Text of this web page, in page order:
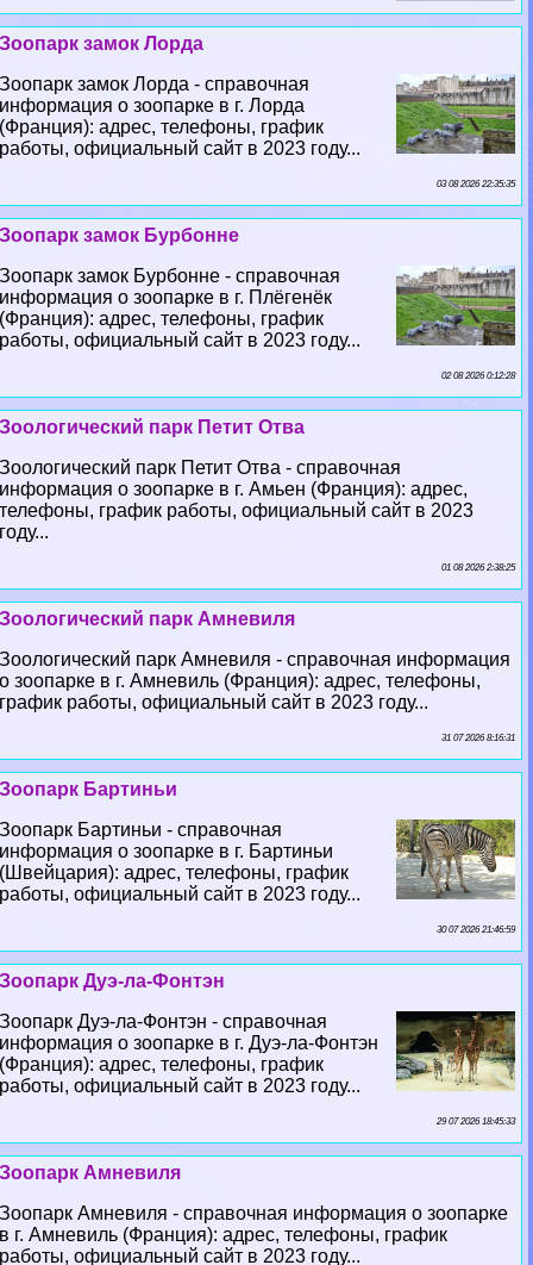
Зоопарк замок Лорда
Зоопарк замок Лорда - справочная
информация о зоопарке в г. Лорда
(Франция): адрес, телефоны, график
работы, официальный сайт в 2023 году...
03 08 2026 22:35:35
Зоопарк замок Бурбонне
Зоопарк замок Бурбонне - справочная
информация о зоопарке в г. Плёгенёк
(Франция): адрес, телефоны, график
работы, официальный сайт в 2023 году...
02 08 2026 0:12:28
Зоологический парк Петит Отва
Зоологический парк Петит Отва - справочная
информация о зоопарке в г. Амьен (Франция): адрес,
телефоны, график работы, официальный сайт в 2023
году...
01 08 2026 2:38:25
Зоологический парк Амневиля
Зоологический парк Амневиля - справочная информация
о зоопарке в г. Амневиль (Франция): адрес, телефоны,
график работы, официальный сайт в 2023 году...
31 07 2026 8:16:31
Зоопарк Бартиньи
Зоопарк Бартиньи - справочная
информация о зоопарке в г. Бартиньи
(Швейцария): адрес, телефоны, график
работы, официальный сайт в 2023 году...
30 07 2026 21:46:59
Зоопарк Дуэ-ла-Фонтэн
Зоопарк Дуэ-ла-Фонтэн - справочная
информация о зоопарке в г. Дуэ-ла-Фонтэн
(Франция): адрес, телефоны, график
работы, официальный сайт в 2023 году...
29 07 2026 18:45:33
Зоопарк Амневиля
Зоопарк Амневиля - справочная информация о зоопарке
в г. Амневиль (Франция): адрес, телефоны, график
работы, официальный сайт в 2023 году...